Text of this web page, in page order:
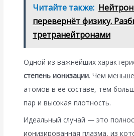
Читайте также:
перевернёт физику.
третранейтронами
Одной из важнейших
степень ионизации. Чем
атомов в ее составе, тем
пар и высокая плотность.
Идеальный случай — это
ионизированная плазма, из